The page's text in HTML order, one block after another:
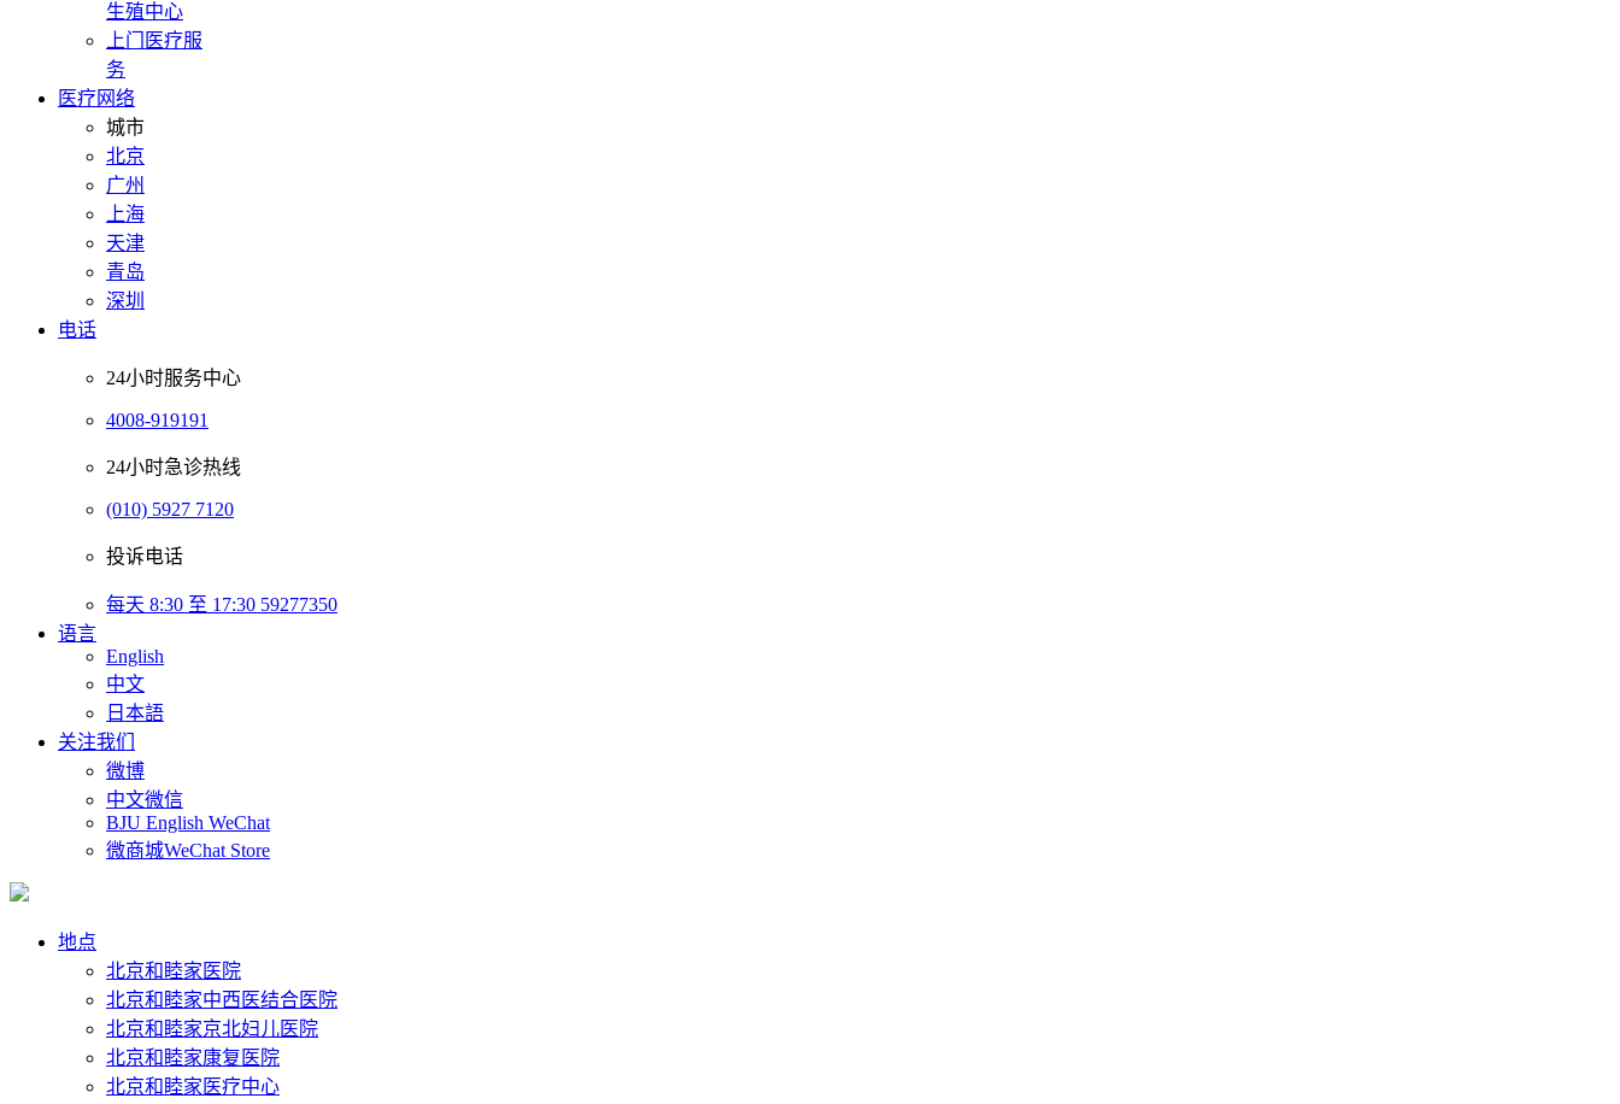
生殖中心
上门医疗服
务
医疗网络
城市
北京
广州
上海
天津
青岛
深圳
电话
24小时服务中心
4008-919191
24小时急诊热线
(010) 5927 7120
投诉电话
每天 8:30 至 17:30 59277350
语言
English
中文
日本語
关注我们
微博
中文微信
BJU English WeChat
微商城WeChat Store
地点
北京和睦家医院
北京和睦家中西医结合医院
北京和睦家京北妇儿医院
北京和睦家康复医院
北京和睦家医疗中心